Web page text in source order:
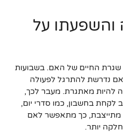
והשפעתו על
שגרת החיים של האם. בשבועות
נדרשת להתרגל לפעולה
להיות מאתגרת. מעבר לכך,
לקחת בחשבון, כמו סדרי יום,
מתייצבת, כך מתאפשר לאם
יותר.